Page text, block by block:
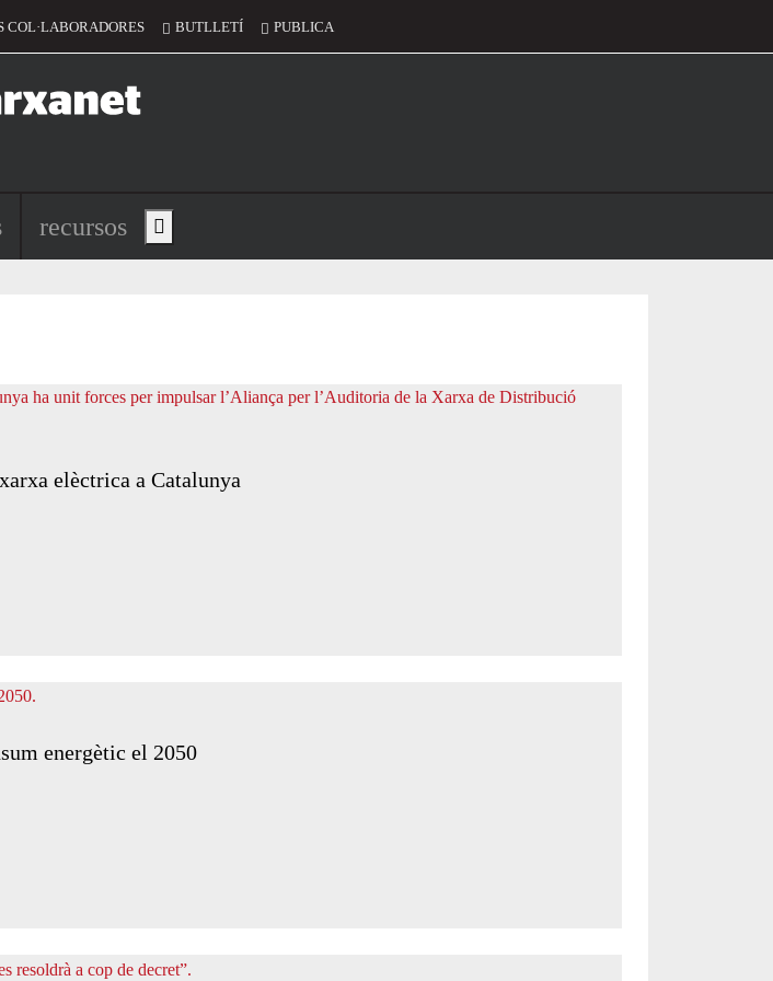
COL·LABORADORES BUTLLETÍ PUBLICA
principal de l'encapçalament
recursos Show main menu
elèctrica a Catalunya
energètic el 2050